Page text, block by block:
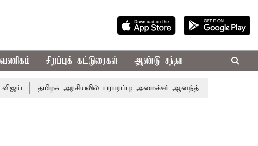
வணிகம் சிறப்புக் கட்டுரைகள் ஆண்டு சந்தா
தமிழக அரசியலில் பரபரப்பு; அமைச்சர் ஆனந்த் உடன் சி.வி. சண்முகம்,